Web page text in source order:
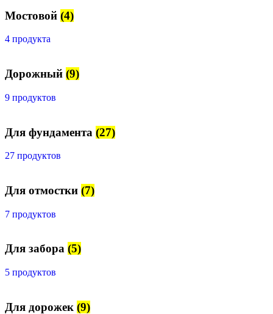
Мостовой (4)
4 продукта
Дорожный (9)
9 продуктов
Для фундамента (27)
27 продуктов
Для отмостки (7)
7 продуктов
Для забора (5)
5 продуктов
Для дорожек (9)